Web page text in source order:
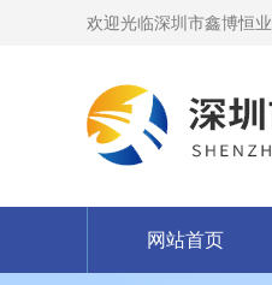
欢迎光临深圳市鑫博恒
网站首页